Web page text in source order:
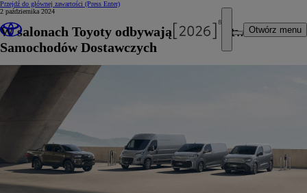
Przejdź do głównej zawartości (Press Enter)
Otwórz menu
2 października 2024
W salonach Toyoty odbywają się Dni Otwarte
Samochodów Dostawczych